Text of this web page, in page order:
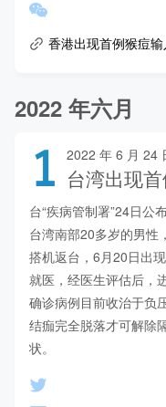
香港出现首例猴痘
2022 年六月
1 2022 年 6 月 24
台湾出现
台“疾病管制署”24日公
台湾南部20多岁的男性
搭机返台，6月20日出
就医，经医生评估后，
确诊病例目前收治于负
结痂完全脱落才可解除
状。